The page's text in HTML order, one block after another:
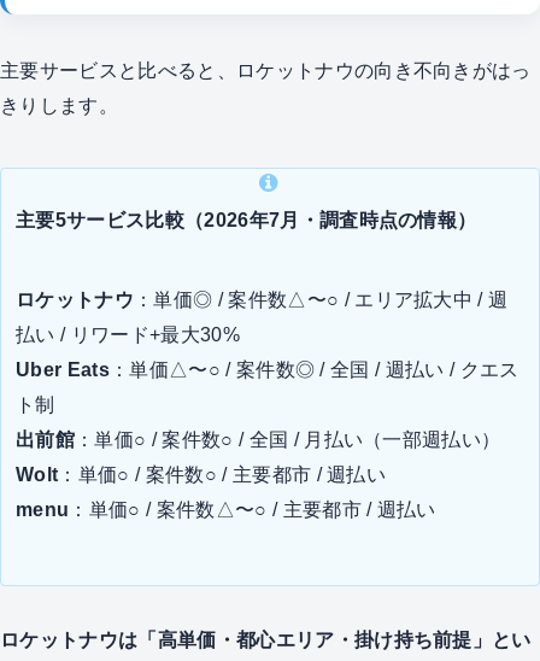
主要サービスと比べると、ロケットナウの向き不向きがはっ
きりします。
主要5サービス比較（2026年7月・調査時点の情報）
ロケットナウ ：単価◎ / 案件数△〜○ / エリア拡大中 / 週
払い / リワード+最大30%
Uber Eats：単価△〜○ / 案件数◎ / 全国 / 週払い / クエス
ト制
出前館：単価○ / 案件数○ / 全国 / 月払い（一部週払い）
Wolt ：単価○ / 案件数○ / 主要都市 / 週払い
menu ：単価○ / 案件数△〜○ / 主要都市 / 週払い
ロケットナウは「高単価・都心エリア・掛け持ち前提」とい